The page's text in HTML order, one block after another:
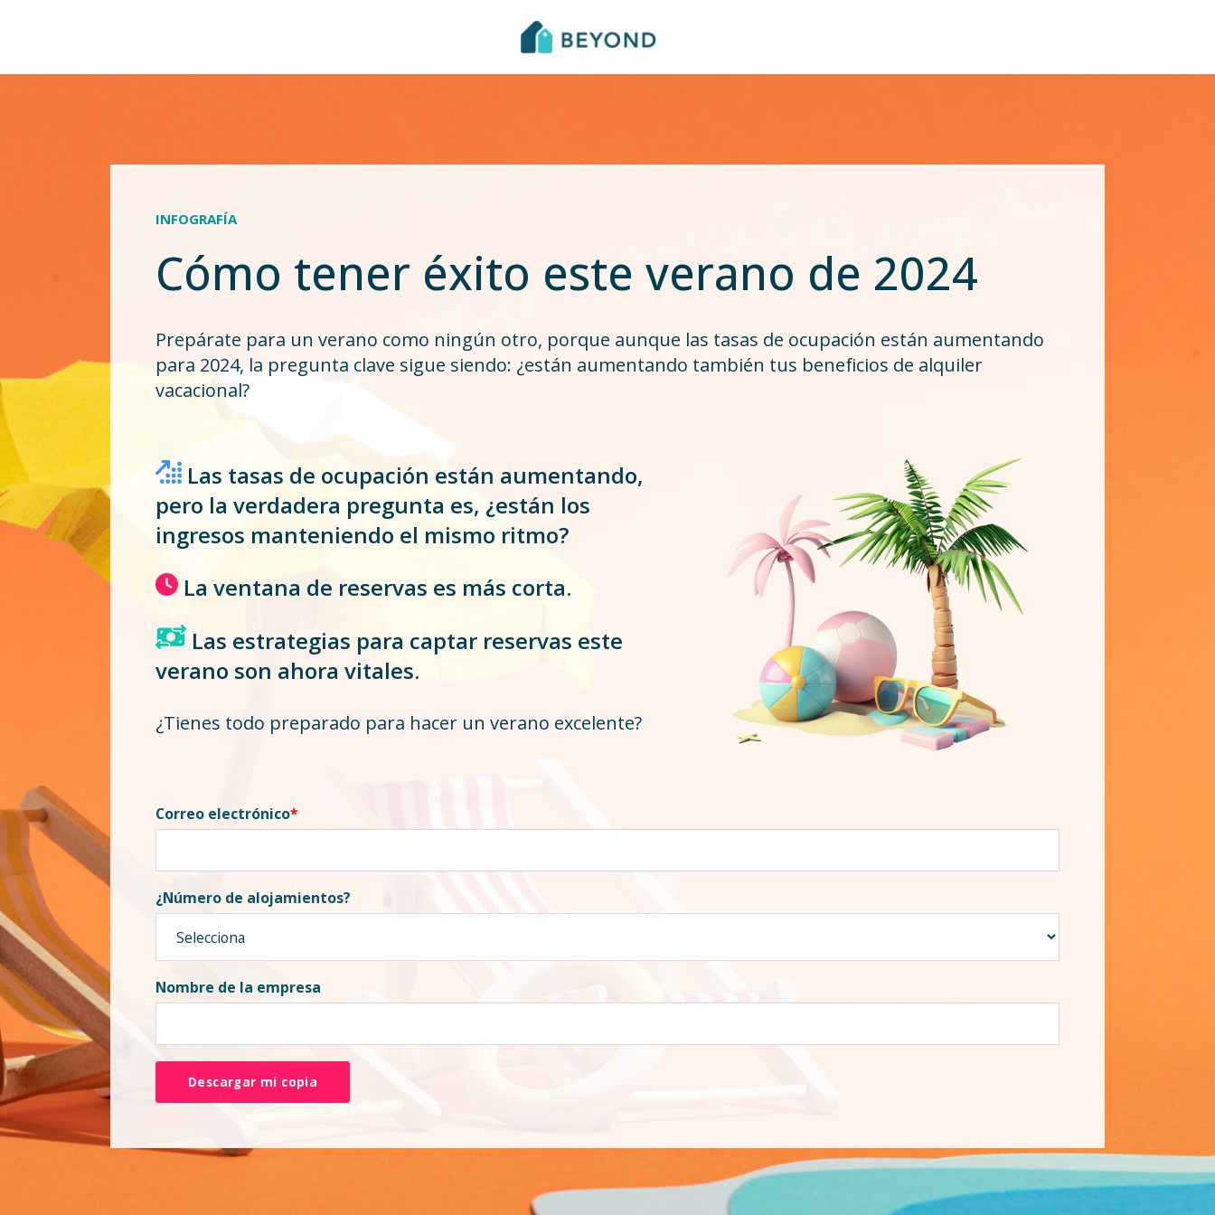
INFOGRAFÍA
Cómo tener éxito este verano de 2024
Prepárate para un verano como ningún otro, porque aunque las tasas de ocupación están aumentando
para 2024, la pregunta clave sigue siendo: ¿están aumentando también tus beneficios de alquiler
vacacional?
Las tasas de ocupación están aumentando,
pero la verdadera pregunta es, ¿están los
ingresos manteniendo el mismo ritmo?
La ventana de reservas es más corta.
Las estrategias para captar reservas este
verano son ahora vitales.
¿Tienes todo preparado para hacer un verano excelente?
Correo electrónico*
¿Número de alojamientos?
Nombre de la empresa